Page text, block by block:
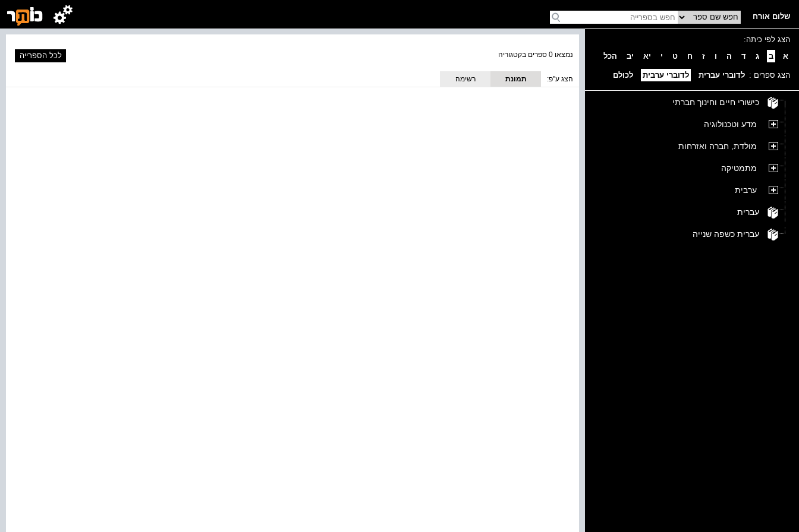
שלום אורח
הצג לפי כיתה:
א
ב ג ד ה ו ז ח ט י יא יב הכל
הצג ספרים : לדוברי עברית לדוברי ערבית לכולם
כישורי חיים וחינוך חברתי
מדע וטכנולוגיה
מולדת, חברה ואזרחות
מתמטיקה
ערבית
עברית
עברית כשפה שנייה
נמצאו 0 ספרים בקטגוריה לכל הספרייה
הצג ע''פ:
תמונת
רשימה